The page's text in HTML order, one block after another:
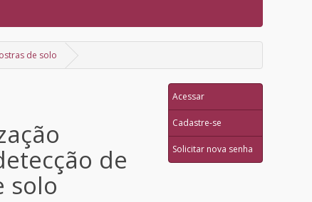
de solo
de
solo
Acessar
Cadastre-se
Solicitar nova senha